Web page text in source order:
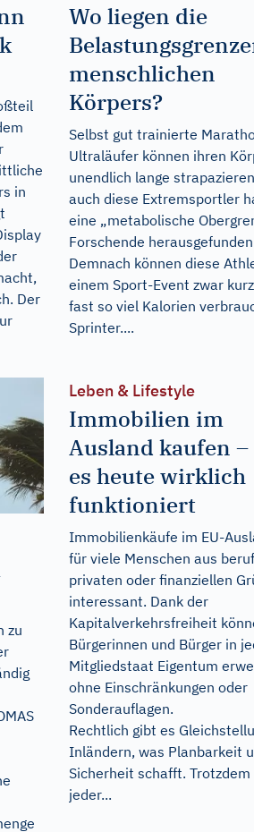
in
Der
Wo liegen die
menschlichen
Körpers?
Selbst gut trainierte
Ultraläufer können ihren
unendlich lange
auch diese Extremsportler
eine „metabolische
Forschende
Demnach können diese
einem Sport-Event zwar
fast so viel Kalorien
Sprinter....
zu
Leben & Lifestyle
Immobilien im
Ausland kaufen –
es heute wirklich
funktioniert
Immobilienkäufe im EU-
für viele Menschen aus
privaten oder finanziellen
interessant. Dank der
Kapitalverkehrsfreiheit
Bürgerinnen und Bürger in
Mitgliedstaat Eigentum
ohne Einschränkungen oder
Sonderauflagen.
Rechtlich gibt es
Inländern, was Planbarkeit
Sicherheit schafft.
jeder...